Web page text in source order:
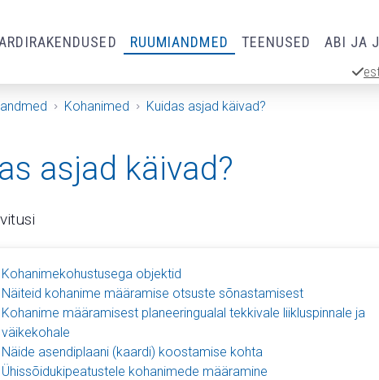
RUUMIANDMED TEENUSED ABI JA
Kohanimed Kuidas asjad käivad?
asjad käivad?
Kohanimekohustusega objektid
Näiteid kohanime määramise otsuste sõnastamisest
Kohanime määramisest planeeringualal tekkivale liikluspinnale ja
väikekohale
Näide asendiplaani (kaardi) koostamise kohta
Ühissõidukipeatustele kohanimede määramine